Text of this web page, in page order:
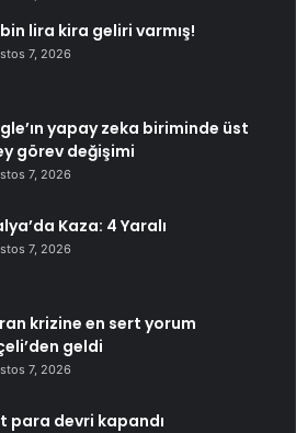
lira kira geliri varmış!
7, 2026
yapay zeka biriminde üst
görev değişimi
7, 2026
Kaza: 4 Yaralı
7, 2026
krizine en sert yorum
geldi
7, 2026
para devri kapandı